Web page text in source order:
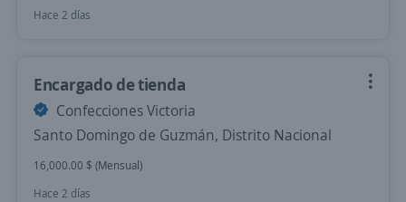
Hace 2 días
Encargado de tienda
Confecciones Victoria
Santo Domingo de Guzmán, Distrito Nacional
16,000.00 $ (Mensual)
Hace 2 días